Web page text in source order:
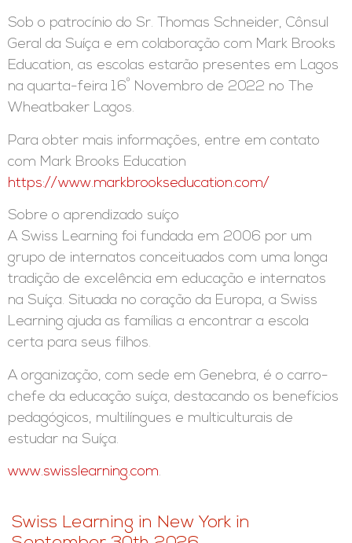
Sob o patrocínio do Sr. Thomas Schneider, Cônsul
Geral da Suíça e em colaboração com Mark Brooks
Education, as escolas estarão presentes em Lagos
na quarta-feira 16º Novembro de 2022 no The
Wheatbaker Lagos.
Para obter mais informações, entre em contato
com Mark Brooks Education
https://www.markbrookseducation.com/
Sobre o aprendizado suíço
A Swiss Learning foi fundada em 2006 por um
grupo de internatos conceituados com uma longa
tradição de excelência em educação e internatos
na Suíça. Situada no coração da Europa, a Swiss
Learning ajuda as famílias a encontrar a escola
certa para seus filhos.
A organização, com sede em Genebra, é o carro-
chefe da educação suíça, destacando os benefícios
pedagógicos, multilíngues e multiculturais de
estudar na Suíça.
www.swisslearning.com.
Swiss Learning in New York in